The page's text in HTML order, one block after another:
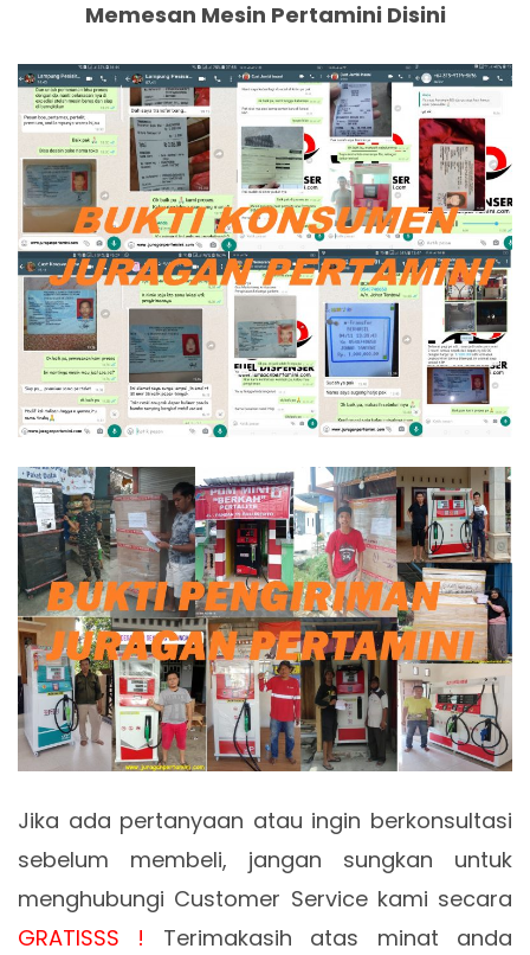
Memesan Mesin Pertamini Disini
Jika ada pertanyaan atau ingin berkonsultasi
sebelum membeli, jangan sungkan untuk
menghubungi Customer Service kami secara
GRATISSS ! Terimakasih atas minat anda